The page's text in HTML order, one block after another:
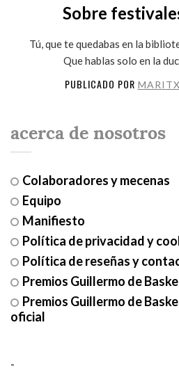
Sobre
Tú, que te quedabas en la
Que hablas solo en la
PUBLICADO POR
acerca de nosotros
Colaboradores y mecenas
Equipo
Manifiesto
Política de privacidad y
Política de reseñas y
Premios Guillermo de
Premios Guillermo de
oficial
-